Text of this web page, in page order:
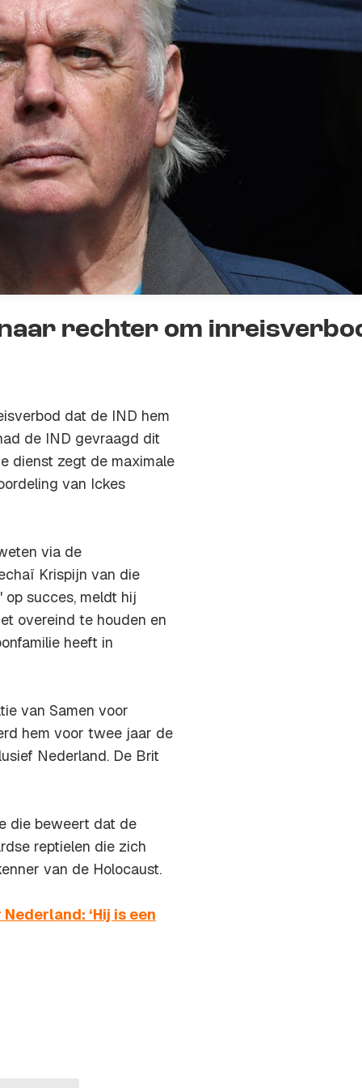
rechter om
dat de IND hem
de IND gevraagd dit
dienst zegt de maximale
van Ickes
via de
Krispijn van die
succes, meldt hij
overeind te houden en
heeft in
van Samen voor
hem voor twee jaar de
Nederland. De Brit
die beweert dat de
reptielen die zich
van de Holocaust.
‘Hij is een